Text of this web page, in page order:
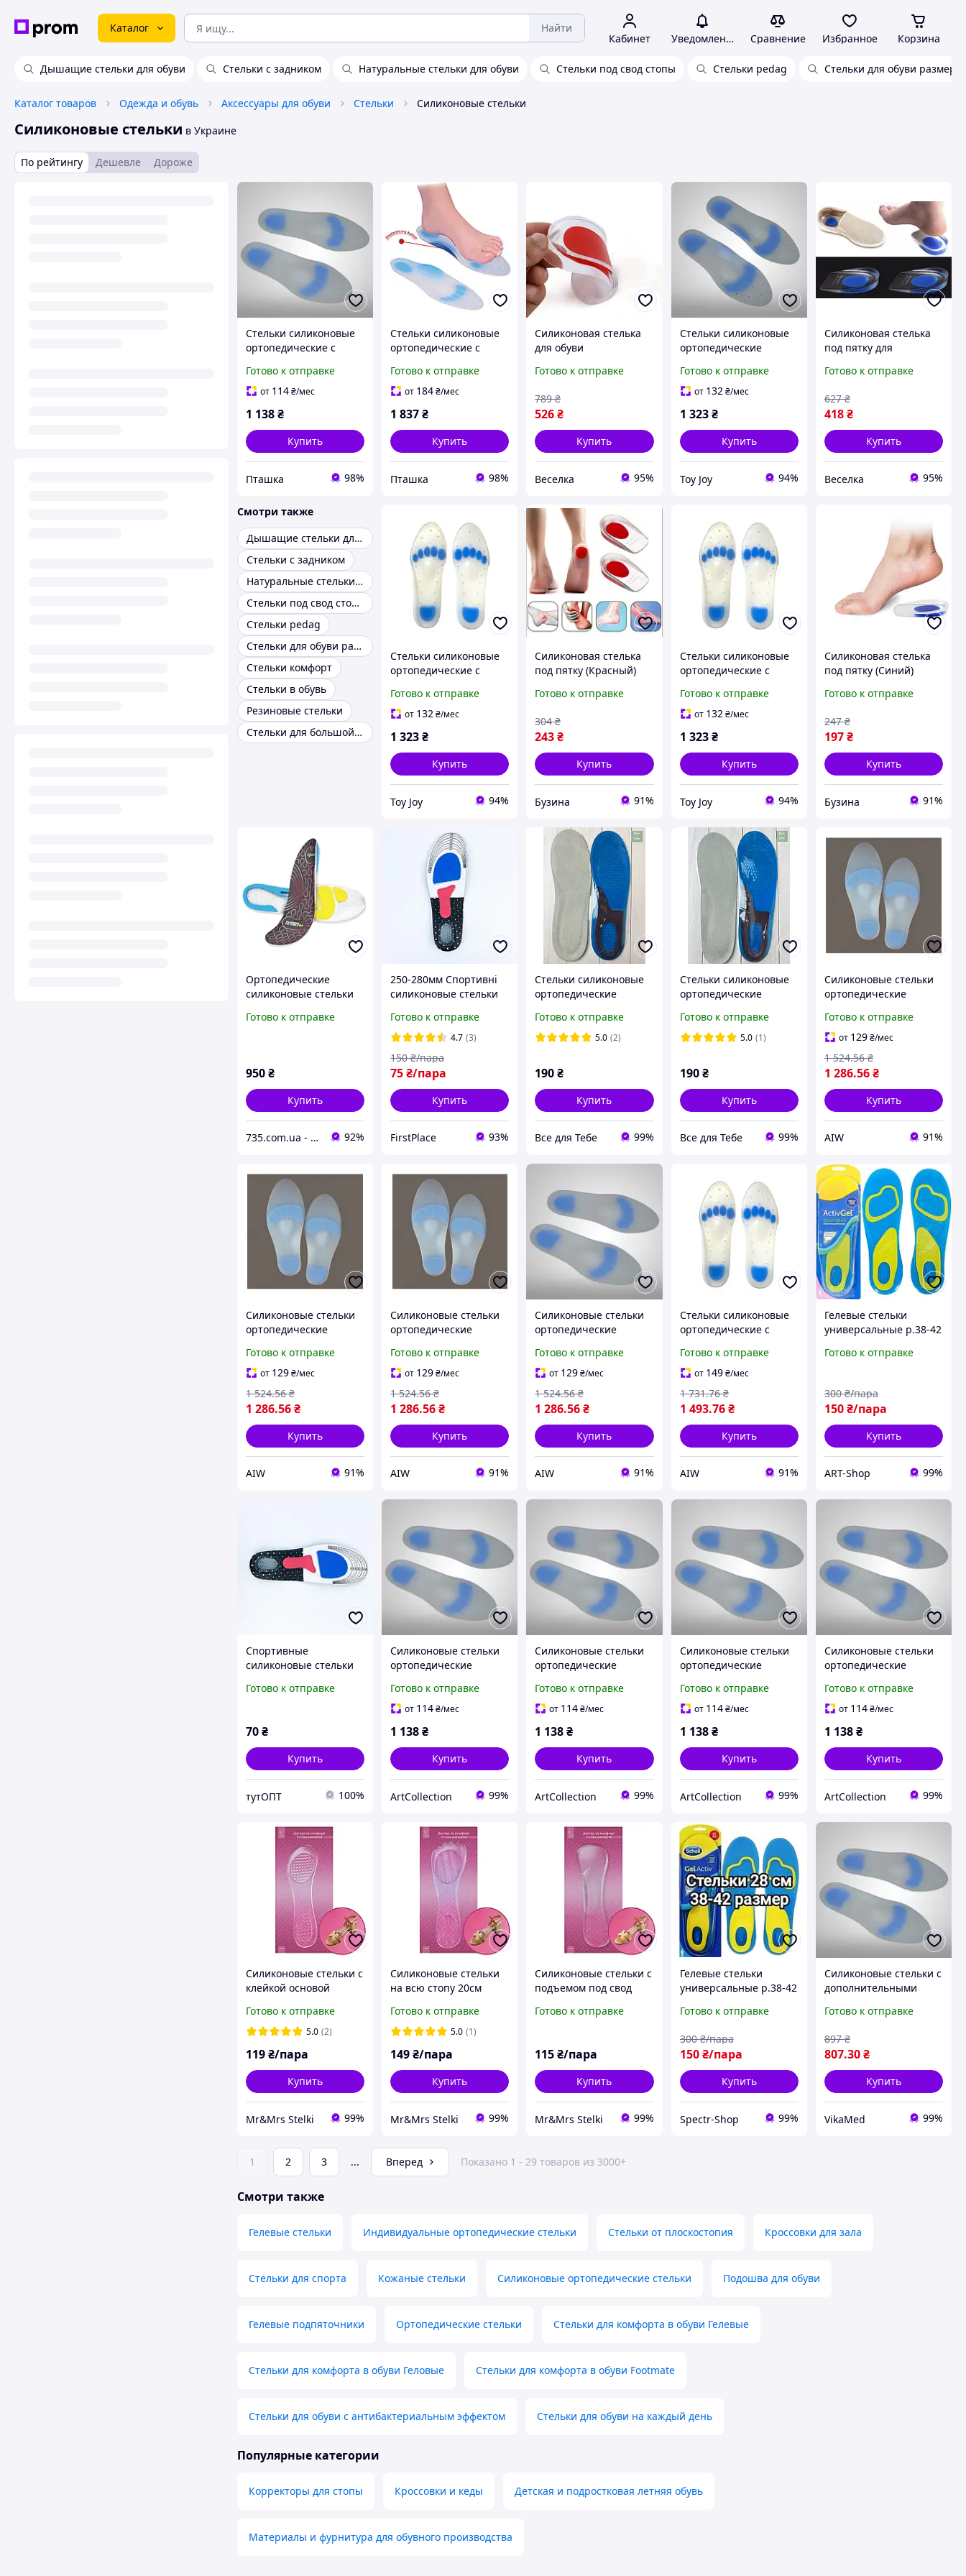
Каталог Найти
Кабинет Уведомления Сравнение Избранное Корзина
Дышащие стельки для обуви Стельки с задником Натуральные стельки для обуви Стельки под свод стопы Стельки pedag Стельки для обуви размер
Каталог товаров Одежда и обувь Аксессуары для обуви Стельки Силиконовые стельки
Силиконовые стельки в Украине
По рейтингу Дешевле Дороже
Стельки силиконовые
ортопедические с
вкладками Orthopoint
SL-500 Размер S (34-36)
Готово к отправке
от 114₴/мес
1 138₴
Купить
Пташка 98%
Стельки силиконовые
ортопедические с
SL249 анатомические
стельки Размер S
Готово к отправке
от 184₴/мес
1 837₴
Купить
Пташка 98%
Силиконовая стелька
для обуви
пятку универсальная
снижения нагрузки
FLAME
Готово к отправке
526₴
789 ₴
Купить
Веселка 95%
Стельки силиконовые
ортопедические
Orthopoint SL-502
анатомические стельки
Готово к отправке
от 132 ₴/мес
1 323 ₴
Купить
Toy Joy 94%
Силиконовая стелька
под пятку для
стопы универсальная
FLAME
Готово к отправке
418₴
627 ₴
Купить
Веселка 95%
Смотри также
Дышащие стельки для обуви
Стельки с задником
Натуральные стельки для обуви
Стельки под свод стопы
Стельки pedag
Стельки для обуви размер 42
Стельки комфорт
Стельки в обувь
Резиновые стельки
Стельки для большой обуви
Стельки силиконовые
ортопедические с
8017 анатомические
стельки Размер S
Готово к отправке
от 132₴/мес
1 323₴
Купить
Toy Joy 94%
Силиконовая стелька
под пятку (Красный)
Готово к отправке
243₴
304 ₴
Купить
Бузина 91%
Стельки силиконовые
ортопедические с
8017 анатомические
стельки Размер M
Готово к отправке
от 132 ₴/мес
1 323 ₴
Купить
Toy Joy 94%
Силиконовая стелька
под пятку (Синий)
Готово к отправке
197₴
247 ₴
Купить
Бузина 91%
Ортопедические
силиконовые стельки
Готово к отправке
950₴
Купить
735.com.ua - товары для дома, медицинское и техническое оборудование с доставкой по Украине 92%
250-280мм Спортивні
силиконовые стельки
и берцов
Готово к отправке
4.7 (3)
75₴/пара
150 ₴/пара
Купить
FirstPlace 93%
Стельки силиконовые
ортопедические
универсальные 42-46
размер
Готово к отправке
5.0 (2)
190₴
Купить
Все для Тебе 99%
Стельки силиконовые
ортопедические
41 размер
Готово к отправке
5.0 (1)
190 ₴
Купить
Все для Тебе 99%
Силиконовые стельки
ортопедические
гипоаллергенные,
пара, Размер S (34-36)
Готово к отправке
от 129₴/мес
1 286.56₴
1 524.56 ₴
Купить
AIW 91%
Силиконовые стельки
ортопедические
гипоаллергенные,
пара, Размер XS (31-34)
1183 Люкс Люкс
Готово к отправке
от 129₴/мес
1 286.56₴
1 524.56 ₴
Купить
AIW 91%
Силиконовые стельки
ортопедические
гипоаллергенные,
пара, Размер L (38-41)
1184 Люкс Люкс
Готово к отправке
от 129₴/мес
1 286.56₴
1 524.56 ₴
Купить
AIW 91%
Силиконовые стельки
ортопедические
гипоаллергенные,
пара, Размер M (36-38)
1558 Люкс Люкс
Готово к отправке
от 129₴/мес
1 286.56₴
1 524.56 ₴
Купить
AIW 91%
Стельки силиконовые
ортопедические с
8017 анатомические
стельки Размер S 2000
Люкс Люкс
Готово к отправке
от 149 ₴/мес
1 493.76 ₴
1 731.76 ₴
Купить
AIW 91%
Гелевые стельки
универсальные р.38-42
см Ортопедические
стельки ARTK
Готово к отправке
150₴/пара
300 ₴/пара
Купить
ART-Shop 99%
Спортивные
силиконовые стельки
и берцев 25-28 см
Готово к отправке
70₴
Купить
тутОПТ 100%
Силиконовые стельки
ортопедические
гипоаллергенные,
пара, Размер S (34-36)
Готово к отправке
от 114₴/мес
1 138₴
Купить
ArtСollection 99%
Силиконовые стельки
ортопедические
гипоаллергенные,
пара, Размер XS (31-34)
Готово к отправке
от 114₴/мес
1 138₴
Купить
ArtСollection 99%
Силиконовые стельки
ортопедические
гипоаллергенные,
пара, Размер L (38-41)
Готово к отправке
от 114 ₴/мес
1 138 ₴
Купить
ArtСollection 99%
Силиконовые стельки
ортопедические
гипоаллергенные,
пара, Размер M (36-38)
Готово к отправке
от 114₴/мес
1 138₴
Купить
ArtСollection 99%
Силиконовые стельки с
клейкой основой
Готово к отправке
5.0 (2)
119₴/пара
Купить
Mr&Mrs Stelki 99%
Силиконовые стельки
на всю стопу 20см
H-03
Готово к отправке
5.0 (1)
149₴/пара
Купить
Mr&Mrs Stelki 99%
Силиконовые стельки с
подъемом под свод
Готово к отправке
115₴/пара
Купить
Mr&Mrs Stelki 99%
Гелевые стельки
универсальные р.38-42
см, Силиконовые
Готово к отправке
150 ₴/пара
300 ₴/пара
Купить
Spectr-Shop 99%
Силиконовые стельки с
дополнительными
поперечного свода и
Ersamed SL-500
Готово к отправке
807.30₴
897 ₴
Купить
VikaMed 99%
1 2 3 ... Вперед Показано 1 - 29 товаров из 3000+
Смотри также
Гелевые стельки Индивидуальные ортопедические стельки Стельки от плоскостопия Кроссовки для зала
Стельки для спорта Кожаные стельки Силиконовые ортопедические стельки Подошва для обуви
Гелевые подпяточники Ортопедические стельки Стельки для комфорта в обуви Гелевые
Стельки для комфорта в обуви Геловые Стельки для комфорта в обуви Footmate
Стельки для обуви с антибактериальным эффектом Стельки для обуви на каждый день
Популярные категории
Корректоры для стопы Кроссовки и кеды Детская и подростковая летняя обувь
Материалы и фурнитура для обувного производства